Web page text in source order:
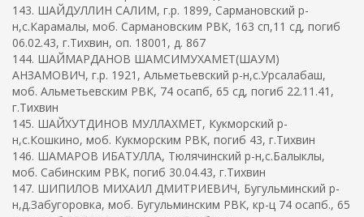
143. ШАЙДУЛЛИН САЛИМ, г.р. 1899, Сармановский р-
н,с.Карамалы, моб. Сармановским РВК, 163 сп,11 сд, погиб
06.02.43, г.Тихвин, оп. 18001, д. 867
144. ШАЙМАРДАНОВ ШАМСИМУХАМЕТ(ШАУМ)
АНЗАМОВИЧ, г.р. 1921, Альметьевский р-н,с.Урсалабаш,
моб. Альметьевским РВК, 74 осапб, 65 сд, погиб 22.11.41,
г.Тихвин
145. ШАЙХУТДИНОВ МУЛЛАХМЕТ, Кукморский р-
н,с.Кошкино, моб. Кукморским РВК, погиб 43, г.Тихвин
146. ШАМАРОВ ИБАТУЛЛА, Тюлячинский р-н,с.Балыклы,
моб. Сабинским РВК, погиб 30.04.43, г.Тихвин
147. ШИПИЛОВ МИХАИЛ ДМИТРИЕВИЧ, Бугульминский р-
н,д.Забугоровка, моб. Бугульминским РВК, кр-ц 74 осапб., 65